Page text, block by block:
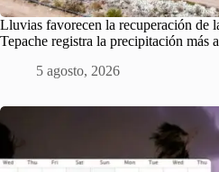
Lluvias favorecen la recuperación de
Tepache registra la precipitación más
5 agosto, 2026